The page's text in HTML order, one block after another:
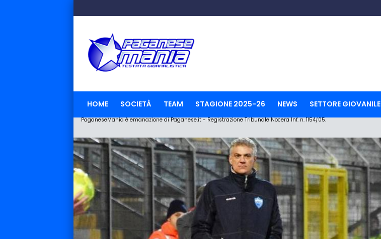
HOME SOCIETÀ TEAM STAGIONE 2025-26 NEWS SETTORE GIOVANILE
PaganeseMania è emanazione di Paganese.it - Registrazione Tribunale Nocera Inf. n. 1154/05.